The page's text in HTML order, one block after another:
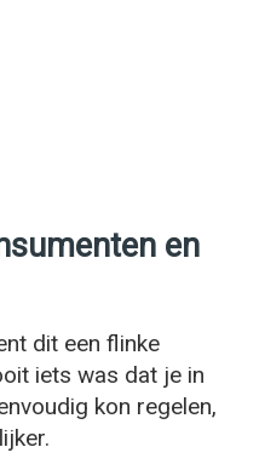
en
dit een flinke
iets was dat je in
kon regelen,